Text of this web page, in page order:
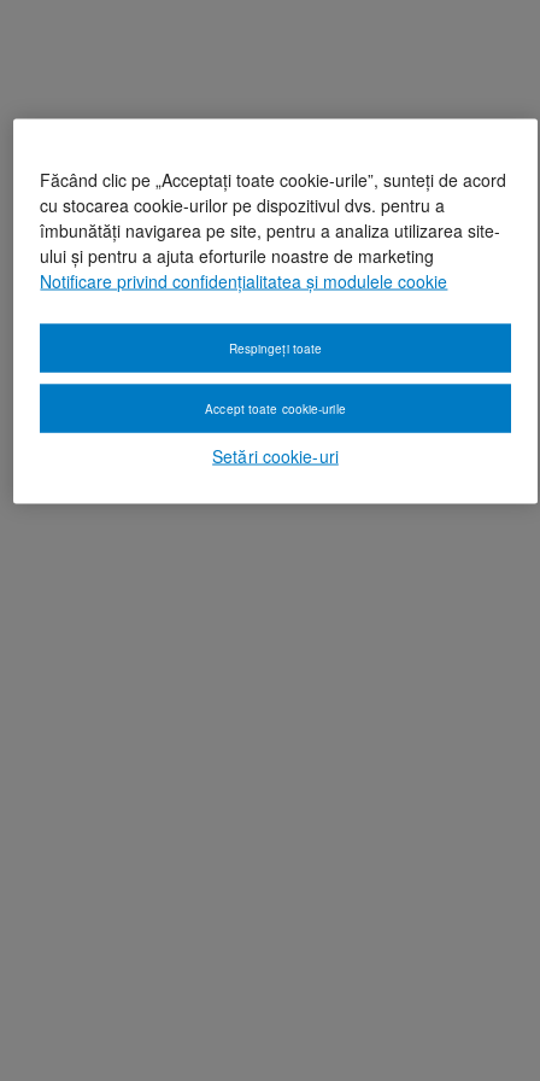
Făcând clic pe „Acceptați toate cookie-urile”, sunteți de acord
cu stocarea cookie-urilor pe dispozitivul dvs. pentru a
îmbunătăți navigarea pe site, pentru a analiza utilizarea site-
ului și pentru a ajuta eforturile noastre de marketing
Notificare privind confidențialitatea și modulele cookie
Setări cookie-uri
Respingeți toate
Accept toate cookie-urile